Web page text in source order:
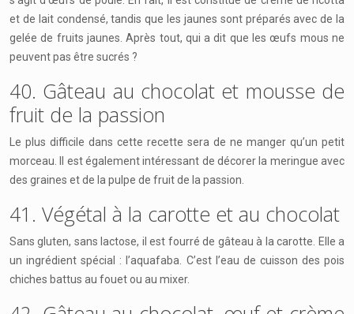
et de lait condensé, tandis que les jaunes sont préparés avec de la
gelée de fruits jaunes. Après tout, qui a dit que les œufs mous ne
peuvent pas être sucrés ?
40. Gâteau au chocolat et mousse de
fruit de la passion
Le plus difficile dans cette recette sera de ne manger qu’un petit
morceau. Il est également intéressant de décorer la meringue avec
des graines et de la pulpe de fruit de la passion.
41. Végétal à la carotte et au chocolat
Sans gluten, sans lactose, il est fourré de gâteau à la carotte. Elle a
un ingrédient spécial : l’aquafaba. C’est l’eau de cuisson des pois
chiches battus au fouet ou au mixer.